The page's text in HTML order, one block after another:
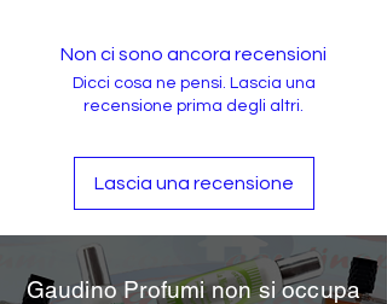
Non ci sono ancora recensioni
Dicci cosa ne pensi. Lascia una
recensione prima degli altri.
Lascia una recensione
Gaudino Profumi non si occupa